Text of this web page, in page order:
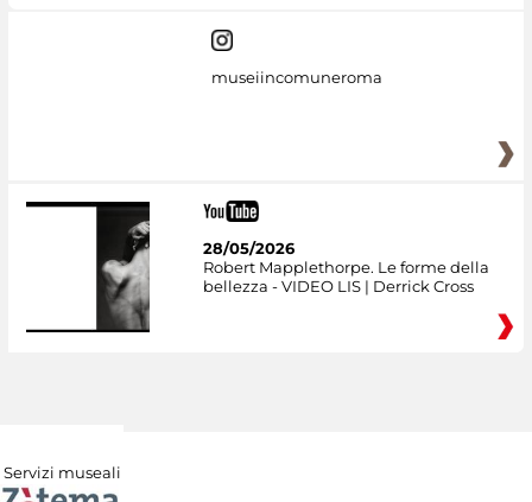
museiincomuneroma
28/05/2026
Robert Mapplethorpe. Le forme della
bellezza - VIDEO LIS | Derrick Cross
Servizi museali